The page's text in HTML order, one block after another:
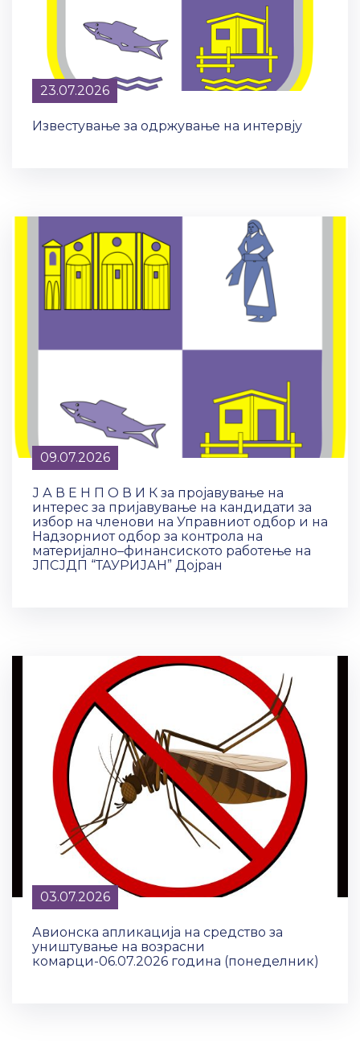
23.07.2026
Известување за одржување на интервју
09.07.2026
Ј А В Е Н П О В И К за пројавување на
интерес за пријавување на кандидати за
избор на членови на Управниот одбор и на
Надзорниот одбор за контрола на
материјално–финансиското работење на
ЈПСЈДП “ТАУРИЈАН” Дојран
03.07.2026
Авионска апликација на средство за
уништување на возрасни
комарци-06.07.2026 година (понеделник)